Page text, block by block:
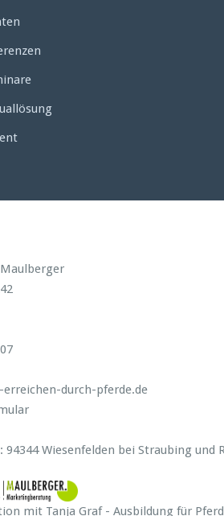
durch-pferde.de
94344 Wiesenfelden bei Straubing und
mit Tanja Graf - Ausbildung für